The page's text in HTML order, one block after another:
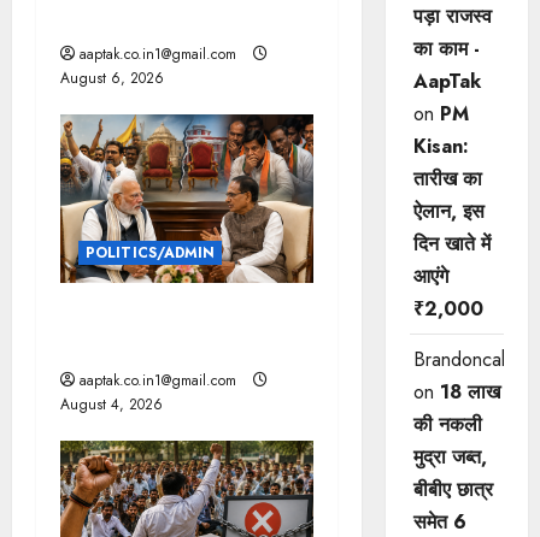
i
o
n
aaptak.co.in1@gmail.com
August 6, 2026
POLITICS/ADMIN
aaptak.co.in1@gmail.com
August 4, 2026
पड़ा राजस्व
का काम -
AapTak
on PM
Kisan:
तारीख का
ऐलान, इस
दिन खाते में
आएंगे
₹2,000
Brandoncah
on 18 लाख
की नकली
मुद्रा जब्त,
बीबीए छात्र
समेत 6